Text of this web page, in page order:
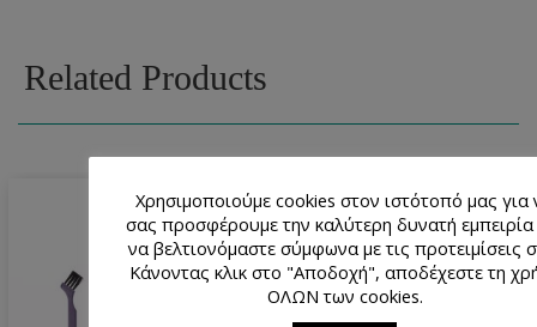
Related Products
Χρησιμοποιούμε cookies στον ιστότοπό μας για
σας προσφέρουμε την καλύτερη δυνατή εμπειρία
να βελτιονόμαστε σύμφωνα με τις προτειμίσεις
Κάνοντας κλικ στο "Αποδοχή", αποδέχεστε τη
ΟΛΩΝ των cookies.